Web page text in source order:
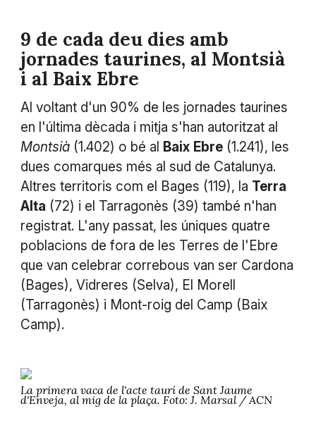
9 de cada deu dies amb
jornades taurines, al Montsià
i al Baix Ebre
Al voltant d'un 90% de les jornades taurines
en l'última dècada i mitja s'han autoritzat al
Montsià(1.402) o bé al Baix Ebre(1.241), les
dues comarques més al sud de Catalunya.
Altres territoris com el Bages (119), la Terra
Alta (72) i el Tarragonès (39) també n'han
registrat. L'any passat, les úniques quatre
poblacions de fora de les Terres de l'Ebre
que van celebrar correbous van ser Cardona
(Bages), Vidreres (Selva), El Morell
(Tarragonès) i Mont-roig del Camp (Baix
Camp).
La primera vaca de l'acte taurí de Sant Jaume
d'Enveja, al mig de la plaça. Foto: J. Marsal / ACN